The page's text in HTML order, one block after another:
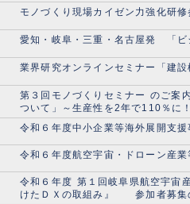
モノづくり現場カイゼン力強化研
愛知・岐阜・三重・名古屋発 「
業界研究オンラインセミナー「建
第３回モノづくりセミナー のご案
ついて」～生産性を2年で110％に
令和６年度中小企業等海外展開支
令和６年度航空宇宙・ドローン産
令和６年度 第１回岐阜県航空宇宙
けたＤＸの取組み』 参加者募集